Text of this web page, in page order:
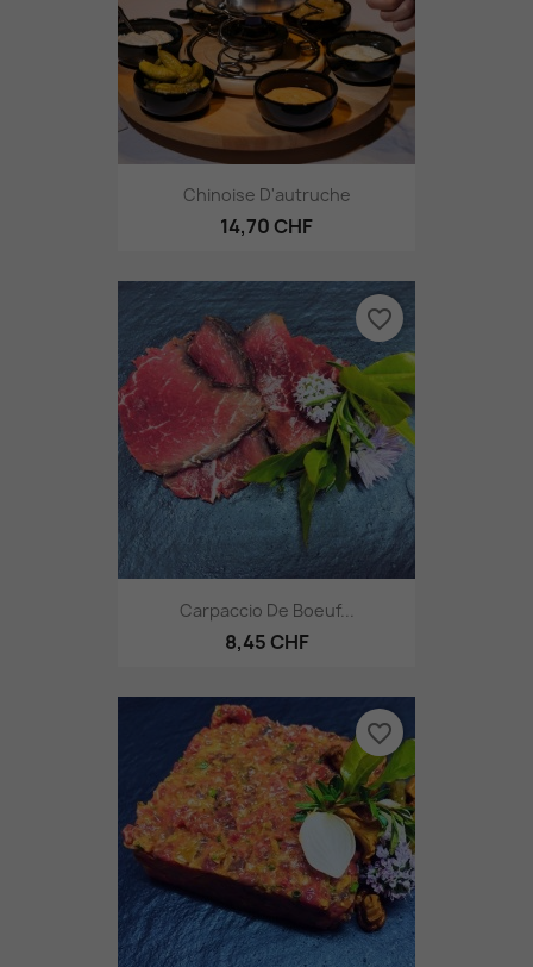
Chinoise D'autruche
14,70 CHF
Carpaccio De Boeuf...
8,45 CHF
favorite_border
favorite_border